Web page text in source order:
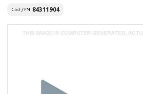
Cód./PN 84311904